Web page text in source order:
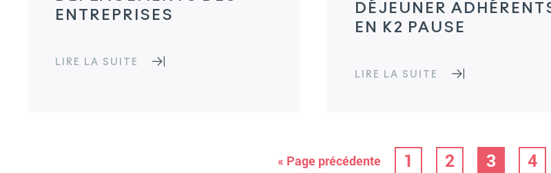
ENTREPRISES
LIRE LA SUITE
DÉJEUNER
EN K2 PAUSE
LIRE LA SUITE
« Page précédente 1 2 3 4